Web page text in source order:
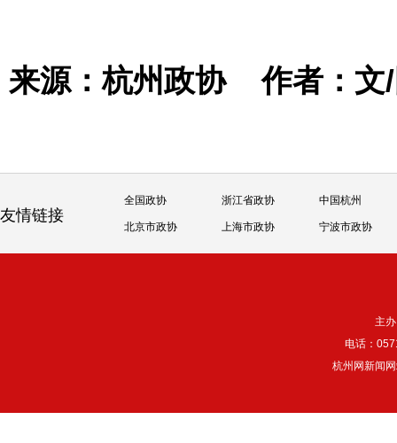
来源：杭州政协作者：
友情链接
全国政协 浙江省政协 中国杭州
北京市政协 上海市政协 宁波市政协
主
电话：
杭州网新闻